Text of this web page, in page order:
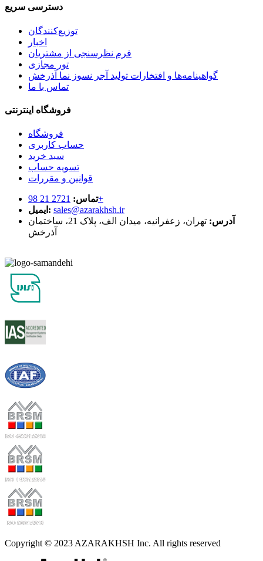
دسترسی سریع
توزیع‌کنندگان
اخبار
فرم نظرسنجی از مشتریان
تور مجازی
گواهینامه‌ها و افتخارات تولید آجر نسوز نما آذرخش
تماس با ما
فروشگاه اینترنتی
فروشگاه
حساب کاربری
سبد خرید
تسویه حساب
قوانین و مقررات
تماس:2721 21 98+
ایمیل: sales@azarakhsh.ir
آدرس:
تهران، زعفرانیه، میدان الف، پلاک 21، ساختمان
آذرخش
Copyright © 2023 AZARAKHSH Inc. All rights reserved